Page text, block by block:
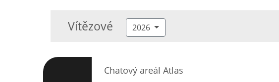
Vítězové 2026
Chatový areál Atlas